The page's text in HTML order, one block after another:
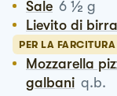
Sale 6 ½ g
Lievito di birra
PER LA FARCITURA
Mozzarella pizza perfetta santa lucia
galbani q.b.